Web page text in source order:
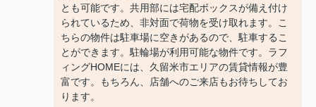
とも可能です。共用部には宅配ボックスが備え付け
られているため、非対面で荷物を受け取れます。こ
ちらの物件は駐車場に空きがあるので、駐車するこ
とができます。駐輪場が利用可能な物件です。ラフ
ィングHOMEには、久留米市エリアの賃貸情報が豊
富です。もちろん、店舗へのご来店もお待ちしてお
ります。